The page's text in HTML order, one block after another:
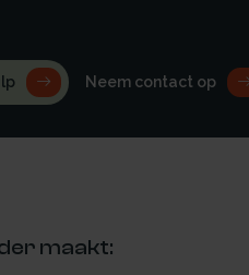
Neem contact op
maakt: